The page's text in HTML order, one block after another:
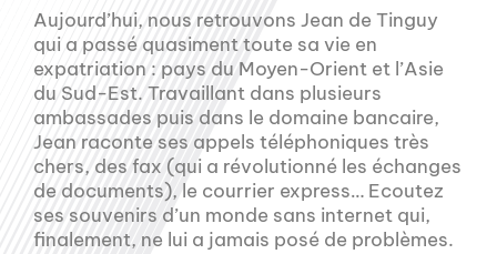
Aujourd’hui, nous retrouvons Jean de Tinguy
qui a passé quasiment toute sa vie en
expatriation : pays du Moyen-Orient et l’Asie
du Sud-Est. Travaillant dans plusieurs
ambassades puis dans le domaine bancaire,
Jean raconte ses appels téléphoniques très
chers, des fax (qui a révolutionné les échanges
de documents), le courrier express… Ecoutez
ses souvenirs d’un monde sans internet qui,
finalement, ne lui a jamais posé de problèmes.